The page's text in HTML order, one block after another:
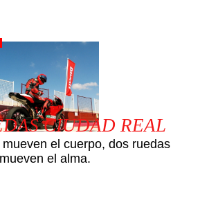
CIUDAD REAL
el cuerpo, dos ruedas
mueven el alma.